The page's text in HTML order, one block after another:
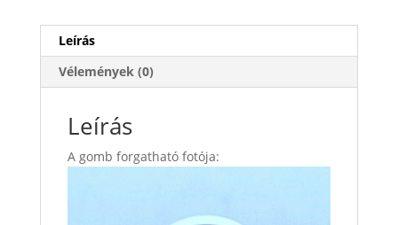
Leírás
Vélemények (0)
Leírás
A gomb forgatható fotója: